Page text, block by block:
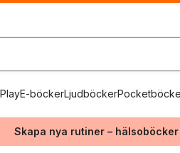
E-böckerLjudböcker
Skapa nya rutiner –